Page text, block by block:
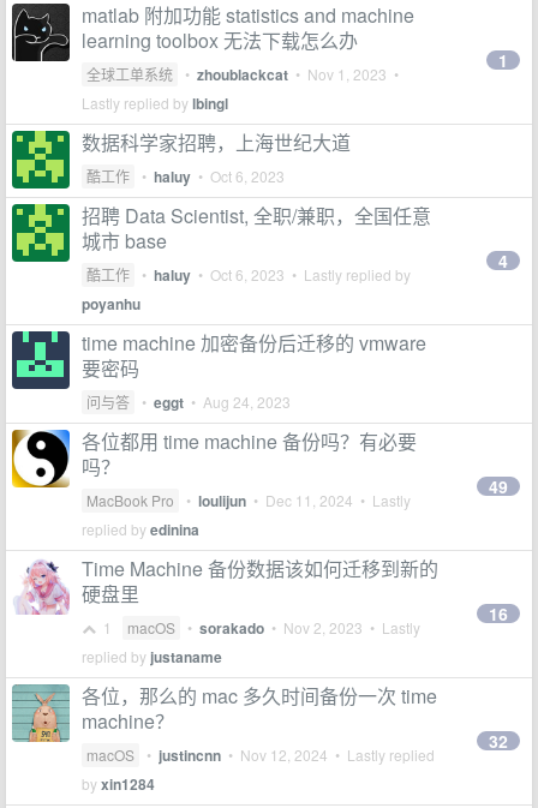
matlab 附加功能 statistics and machine
learning toolbox 无法下载怎么办
全球工单系统 • zhoublackcat • Nov 1, 2023 •
Lastly replied bylbingl
1
数据科学家招聘，上海世纪大道
酷工作 • haluy • Oct 6, 2023
招聘 Data Scientist, 全职/兼职，全国任意
城市 base
酷工作 • haluy • Oct 6, 2023 • Lastly replied by
poyanhu
4
time machine 加密备份后迁移的 vmware
要密码
问与答 • eggt • Aug 24, 2023
各位都用 time machine 备份吗？有必要
吗？
MacBook Pro • loulijun • Dec 11, 2024 • Lastly
replied byedinina
49
Time Machine 备份数据该如何迁移到新的
硬盘里
1 macOS • sorakado • Nov 2, 2023 • Lastly
replied by justaname
16
各位，那么的 mac 多久时间备份一次 time
machine？
macOS • justincnn • Nov 12, 2024 • Lastly replied
byxin1284
32